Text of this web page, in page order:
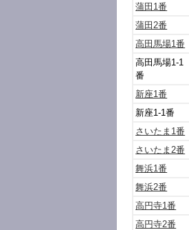
蒲田1番
蒲田2番
高田馬場1番
高田馬場1-1
番
新座1番
新座1-1番
さいたま1番
さいたま2番
舞浜1番
舞浜2番
高円寺1番
高円寺2番